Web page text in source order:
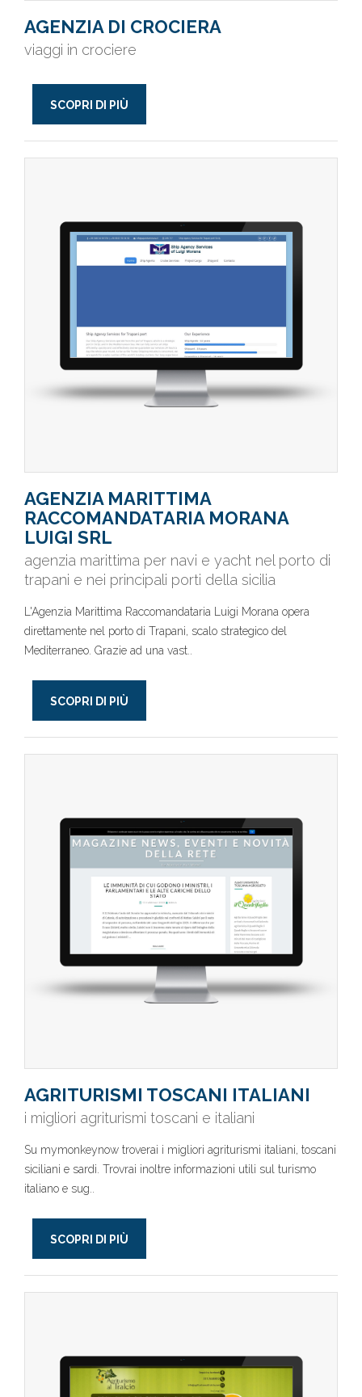
AGENZIA DI CROCIERA
viaggi in crociere
SCOPRI DI PIÙ
AGENZIA MARITTIMA
RACCOMANDATARIA MORANA
LUIGI SRL
agenzia marittima per navi e yacht nel porto di
trapani e nei principali porti della sicilia
L'Agenzia Marittima Raccomandataria Luigi Morana opera
direttamente nel porto di Trapani, scalo strategico del
Mediterraneo. Grazie ad una vast..
SCOPRI DI PIÙ
AGRITURISMI TOSCANI ITALIANI
i migliori agriturismi toscani e italiani
Su mymonkeynow troverai i migliori agriturismi italiani, toscani
siciliani e sardi. Trovrai inoltre informazioni utili sul turismo
italiano e sug..
SCOPRI DI PIÙ